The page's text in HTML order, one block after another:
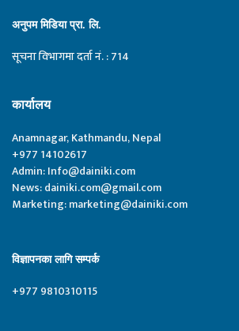
अनुपम मिडिया प्रा. लि.
सूचना विभागमा दर्ता नं. : 714
कार्यालय
Anamnagar, Kathmandu, Nepal
+977 14102617
Admin:Info@dainiki.com
News:dainiki.com@gmail.com
Marketing:marketing@dainiki.com
विज्ञापनका लागि सम्पर्क
+977 9810310115